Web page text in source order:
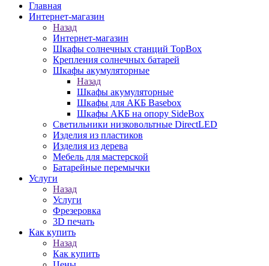
Главная
Интернет-магазин
Назад
Интернет-магазин
Шкафы солнечных станций TopBox
Крепления солнечных батарей
Шкафы акумуляторные
Назад
Шкафы акумуляторные
Шкафы для АКБ Basebox
Шкафы АКБ на опору SideBox
Светильники низковольтные DirectLED
Изделия из пластиков
Изделия из дерева
Мебель для мастерской
Батарейные перемычки
Услуги
Назад
Услуги
Фрезеровка
3D печать
Как купить
Назад
Как купить